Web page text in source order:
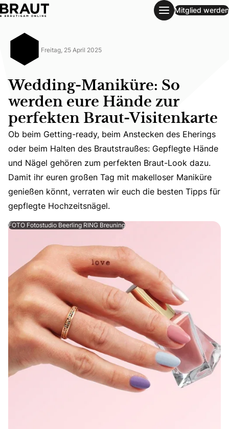
Wedding-Maniküre: So werden eure Hände zur perfekten
Mitglied werden
Freitag, 25 April 2025
Wedding-Maniküre: So
werden eure Hände zur
perfekten Braut-Visitenkarte
Ob beim Getting-ready, beim Anstecken des Eherings
Ob beim Getting-ready, beim Anstecken des Eherings
oder beim Halten des Brautstraußes: Gepflegte Hände
und Nägel gehören zum perfekten Braut-Look dazu.
Damit ihr euren großen Tag mit makelloser Maniküre
genießen könnt, verraten wir euch die besten Tipps für
gepflegte Hochzeitsnägel.
FOTO Fotostudio Beerling RING Breuning